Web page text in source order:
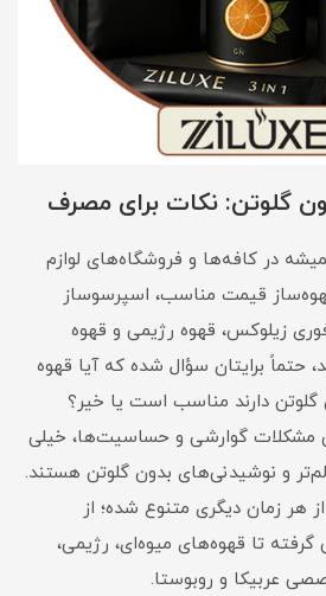
گلوتن: نکات برای مصرف
در کافه‌ها و فروشگاه‌های لوازم
قیمت مناسب، اسپرسوساز
زیلوکس، قهوه رژیمی و قهوه
حتماً برایتان سؤال شده که آیا قهوه
گلوتن دارند مناسب است یا خیر؟
مشکلات گوارشی و حساسیت‌ها، خیلی
و نوشیدنی‌های بدون گلوتن هستند.
هر زمان دیگری متنوع شده؛ از
تا قهوه‌های میوه‌ای، رژیمی،
عربیکا و روبوستا.